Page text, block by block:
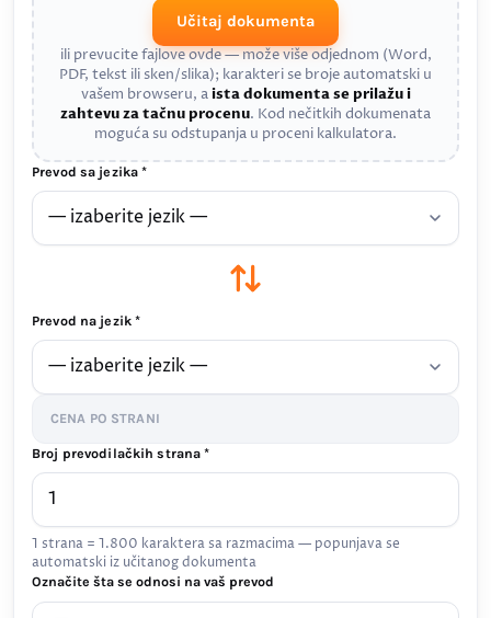
Učitaj dokumenta
ili prevucite fajlove ovde — može više odjednom (Word,
PDF, tekst ili sken/slika); karakteri se broje automatski u
vašem browseru, aista dokumenta se prilažu i
zahtevu za tačnu procenu. Kod nečitkih dokumenata
moguća su odstupanja u proceni kalkulatora.
Prevod sa jezika *
Prevod na jezik *
CENA PO STRANI
Broj prevodilačkih strana *
1 strana = 1.800 karaktera sa razmacima — popunjava se
automatski iz učitanog dokumenta
Označite šta se odnosi na vaš prevod